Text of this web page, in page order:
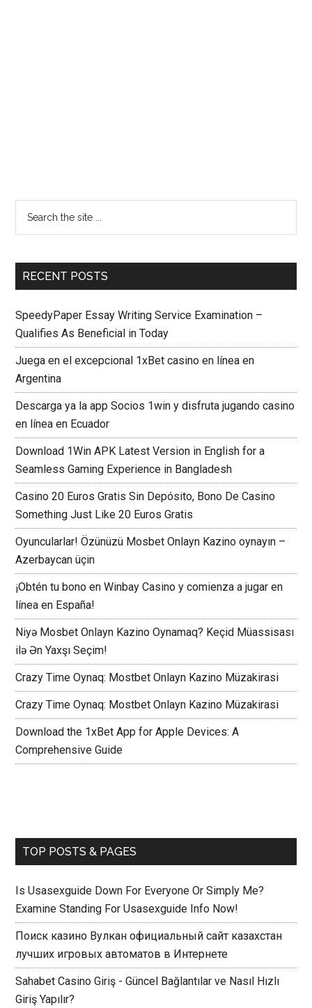
RECENT POSTS
SpeedyPaper Essay Writing Service Examination –
Qualifies As Beneficial in Today
Juega en el excepcional 1xBet casino en línea en
Argentina
Descarga ya la app Socios 1win y disfruta jugando casino
en línea en Ecuador
Download 1Win APK Latest Version in English for a
Seamless Gaming Experience in Bangladesh
Casino 20 Euros Gratis Sin Depósito, Bono De Casino
Something Just Like 20 Euros Gratis
Oyuncularlar! Özünüzü Mosbet Onlayn Kazino oynayın –
Azerbaycan üçin
¡Obtén tu bono en Winbay Casino y comienza a jugar en
línea en España!
Niyə Mosbet Onlayn Kazino Oynamaq? Keçid Müassisası
ilə Ən Yaxşı Seçim!
Crazy Time Oynaq: Mostbet Onlayn Kazino Müzakirasi
Crazy Time Oynaq: Mostbet Onlayn Kazino Müzakirasi
Download the 1xBet App for Apple Devices: A
Comprehensive Guide
TOP POSTS & PAGES
Is Usasexguide Down For Everyone Or Simply Me?
Examine Standing For Usasexguide Info Now!
Поиск казино Вулкан официальный сайт казахстан
лучших игровых автоматов в Интернете
Sahabet Casino Giriş - Güncel Bağlantılar ve Nasıl Hızlı
Giriş Yapılır?